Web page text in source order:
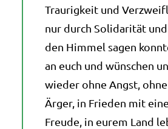
Traurigkeit und
nur durch Solidarität
den Himmel sagen
an euch und wünschen
wieder ohne Angst,
Ärger, in Frieden mit
Freude, in eurem Land